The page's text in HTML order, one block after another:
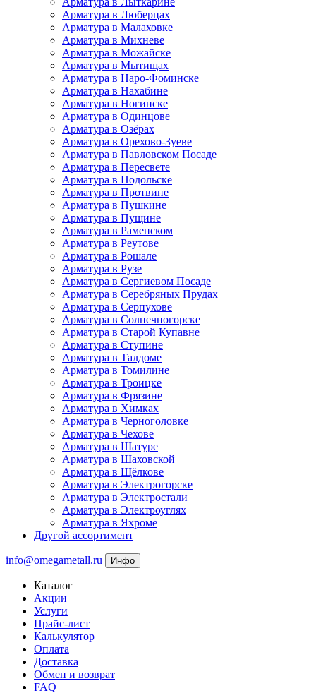
Арматура в Люберцах
Арматура в Малаховке
Арматура в Михневе
Арматура в Можайске
Арматура в Мытищах
Арматура в Наро-Фоминске
Арматура в Нахабине
Арматура в Ногинске
Арматура в Одинцове
Арматура в Озёрах
Арматура в Орехово-Зуеве
Арматура в Павловском Посаде
Арматура в Пересвете
Арматура в Подольске
Арматура в Протвине
Арматура в Пушкине
Арматура в Пущине
Арматура в Раменском
Арматура в Реутове
Арматура в Рошале
Арматура в Рузе
Арматура в Сергиевом Посаде
Арматура в Серебряных Прудах
Арматура в Серпухове
Арматура в Солнечногорске
Арматура в Старой Купавне
Арматура в Ступине
Арматура в Талдоме
Арматура в Томилине
Арматура в Троицке
Арматура в Фрязине
Арматура в Химках
Арматура в Черноголовке
Арматура в Чехове
Арматура в Шатуре
Арматура в Шаховской
Арматура в Щёлкове
Арматура в Электрогорске
Арматура в Электростали
Арматура в Электроуглях
Арматура в Яхроме
Другой ассортимент
info@omegametall.ru Инфо
Каталог
Акции
Услуги
Прайс-лист
Калькулятор
Оплата
Доставка
Обмен и возврат
FAQ